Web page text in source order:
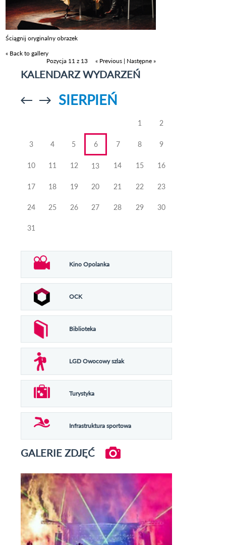
Ściągnij oryginalny obrazek
« Back to gallery
Pozycja 11 z 13
« Previous | Następne »
KALENDARZ WYDARZEŃ
Przejdź doPrzejdź do
SIERPIEŃ
1 2
3 4 5 6 7 8 9
10 11 12 13 14 15 16
17 18 19 20 21 22 23
24 25 26 27 28 29 30
31
Kino Opolanka
OCK
Biblioteka
LGD Owocowy szlak
Turystyka
Infrastruktura sportowa
GALERIE ZDJĘĆ